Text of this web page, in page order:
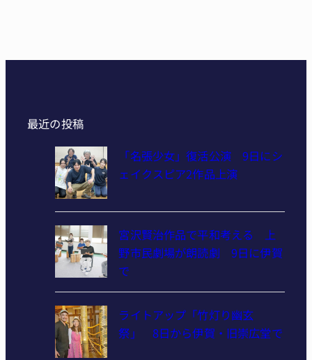
最近の投稿
「名張少女」復活公演 9日にシ
ェイクスピア2作品上演
宮沢賢治作品で平和考える 上
野市民劇場が朗読劇 9日に伊賀
で
ライトアップ「竹灯り幽玄
祭」 8日から伊賀・旧崇広堂で